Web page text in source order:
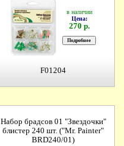
в наличии
Цена:
270 р.
F01204
Набор брадсов 01 "Звездочки"
блистер 240 шт. ("Mr. Painter"
BRD240/01)